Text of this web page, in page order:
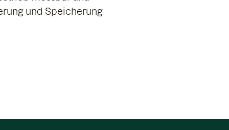
und Speicherung